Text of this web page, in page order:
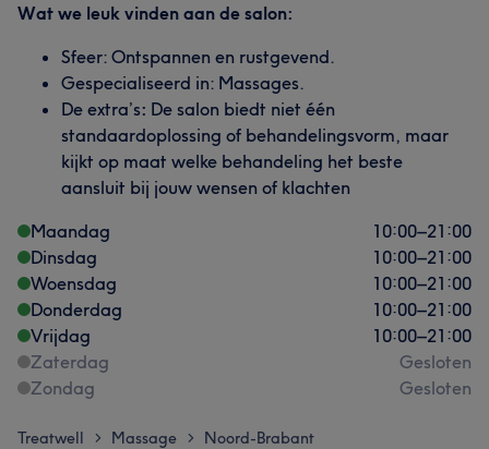
Wat we leuk vinden aan de salon:
Sfeer: Ontspannen en rustgevend.
Gespecialiseerd in: Massages.
De extra’s: De salon biedt niet één
standaardoplossing of behandelingsvorm, maar
kijkt op maat welke behandeling het beste
aansluit bij jouw wensen of klachten
Maandag
10:00–21:00
Dinsdag
10:00–21:00
Woensdag
10:00–21:00
Donderdag
10:00–21:00
Vrijdag
10:00–21:00
Zaterdag
Gesloten
Zondag
Gesloten
Treatwell > Massage > Noord-Brabant